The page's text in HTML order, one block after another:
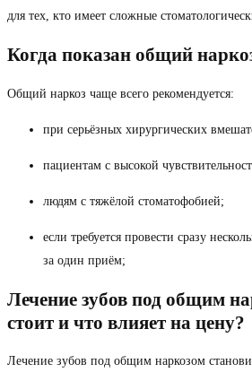
для тех, кто имеет сложные
Когда показан общий
Общий наркоз чаще всего рекомендуется:
при серьёзных хирургических
пациентам с высокой
людям с тяжёлой стоматофобией;
если требуется провести сразу
за один приём;
Лечение зубов под общим
стоит и что влияет на цену?
Лечение зубов под общим наркозом